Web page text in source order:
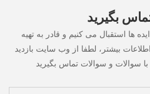
بگیرید
ها استقبال می کنیم و قادر به تهیه
بیشتر، لطفا از وب سایت بازدید